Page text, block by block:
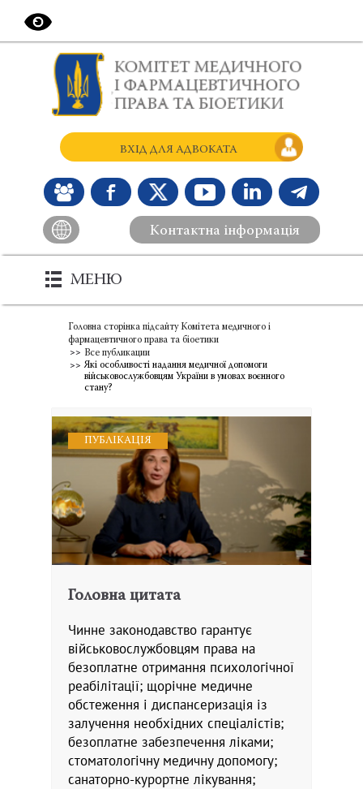
Контактна інформація
ВХІД ДЛЯ АДВОКАТА
МЕНЮ
Головна сторінка підсайту Комітета медичного і
фармацевтичного права та біоетики
Все публикации
Які особливості надання медичної допомоги
військовослужбовцям України в умовах воєнного
стану?
ПУБЛІКАЦІЯ
Головна цитата
Чинне законодавство гарантує
військовослужбовцям права на
безоплатне отримання психологічної
реабілітації; щорічне медичне
обстеження і диспансеризація із
залучення необхідних спеціалістів;
безоплатне забезпечення ліками;
стоматологічну медичну допомогу;
санаторно-курортне лікування;